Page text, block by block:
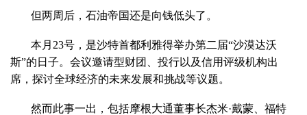
但两周后，石油帝国还是向钱低头了。
本月23号，是沙特首都利雅得举办第二届“沙漠达沃
斯”的日子。会议邀请型财团、投行以及信用评级机构出
席，探讨全球经济的未来发展和挑战等议题。
然而此事一出，包括摩根大通董事长杰米·戴蒙、福特